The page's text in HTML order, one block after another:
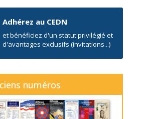
Adhérez au CEDN
et bénéficiez d'un statut privilégié et
d'avantages exclusifs (invitations...)
numéros